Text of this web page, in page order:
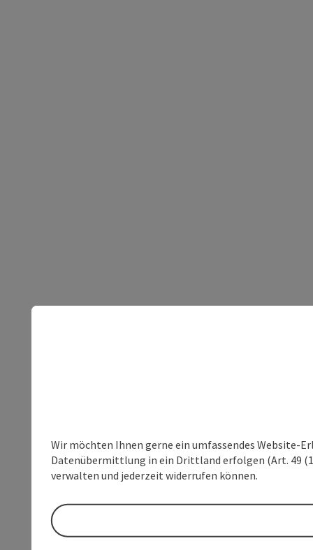
Wir möchten Ihnen gerne ein umfassendes Website-
Datenübermittlung in ein Drittland erfolgen (Art. 49
verwalten und jederzeit widerrufen können.